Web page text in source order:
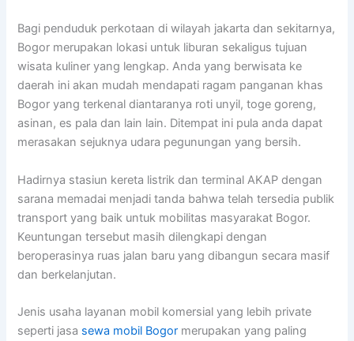
Bagi penduduk perkotaan di wilayah jakarta dan sekitarnya,
Bogor merupakan lokasi untuk liburan sekaligus tujuan
wisata kuliner yang lengkap. Anda yang berwisata ke
daerah ini akan mudah mendapati ragam panganan khas
Bogor yang terkenal diantaranya roti unyil, toge goreng,
asinan, es pala dan lain lain. Ditempat ini pula anda dapat
merasakan sejuknya udara pegunungan yang bersih.
Hadirnya stasiun kereta listrik dan terminal AKAP dengan
sarana memadai menjadi tanda bahwa telah tersedia publik
transport yang baik untuk mobilitas masyarakat Bogor.
Keuntungan tersebut masih dilengkapi dengan
beroperasinya ruas jalan baru yang dibangun secara masif
dan berkelanjutan.
Jenis usaha layanan mobil komersial yang lebih private
seperti jasa sewa mobil Bogor merupakan yang paling